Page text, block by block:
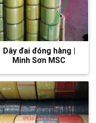
Dây đai đóng hàng |
Minh Sơn MSC